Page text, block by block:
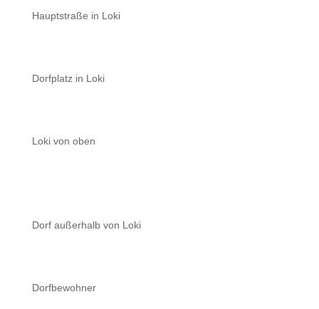
Hauptstraße in Loki
Dorfplatz in Loki
Loki von oben
Dorf außerhalb von Loki
Dorfbewohner